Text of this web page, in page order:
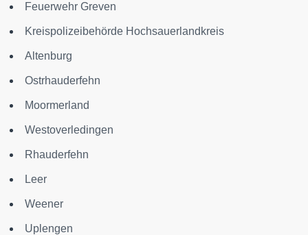
Feuerwehr Greven
Kreispolizeibehörde Hochsauerlandkreis
Altenburg
Ostrhauderfehn
Moormerland
Westoverledingen
Rhauderfehn
Leer
Weener
Uplengen